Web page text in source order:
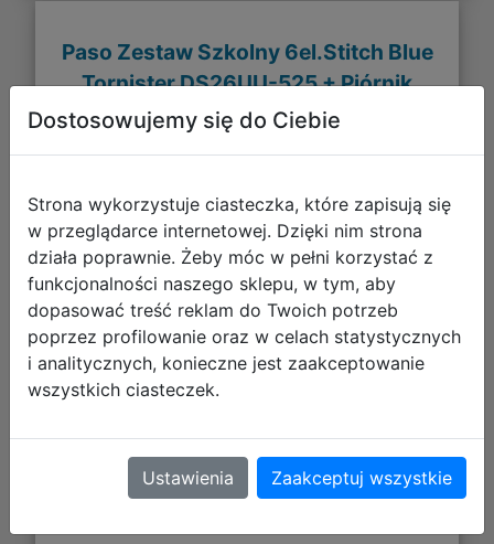
Paso Zestaw Szkolny 6el.Stitch Blue
Tornister DS26UU-525 + Piórnik
DS26UU-P001 + Worek DS26UU-712
327,35 zł
DO KOSZYKA
Dostosowujemy się do Ciebie
Strona wykorzystuje ciasteczka, które zapisują się
w przeglądarce internetowej. Dzięki nim strona
działa poprawnie. Żeby móc w pełni korzystać z
funkcjonalności naszego sklepu, w tym, aby
dopasować treść reklam do Twoich potrzeb
poprzez profilowanie oraz w celach statystycznych
i analitycznych, konieczne jest zaakceptowanie
wszystkich ciasteczek.
Ustawienia Zaakceptuj wszystkie